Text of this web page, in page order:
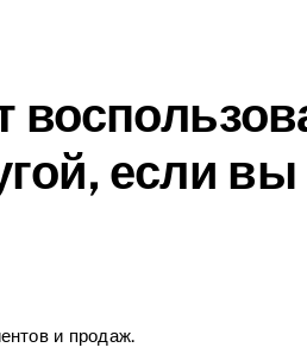
если вы
и продаж.